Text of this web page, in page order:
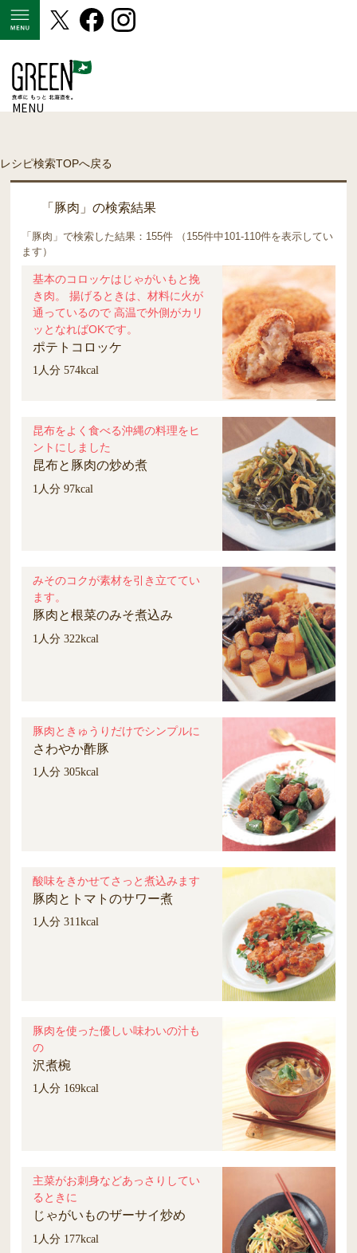
MENU
レシピ検索TOPへ戻る
「豚肉」の検索結果
「豚肉」で検索した結果：155件 （155件中101-110件を表示してい
ます）
基本のコロッケはじゃがいもと挽
き肉。 揚げるときは、材料に火が
通っているので 高温で外側がカリ
ッとなればOKです。
ポテトコロッケ
1人分 574kcal
昆布をよく食べる沖縄の料理をヒ
ントにしました
昆布と豚肉の炒め煮
1人分 97kcal
みそのコクが素材を引き立ててい
ます。
豚肉と根菜のみそ煮込み
1人分 322kcal
豚肉ときゅうりだけでシンプルに
さわやか酢豚
1人分 305kcal
酸味をきかせてさっと煮込みます
豚肉とトマトのサワー煮
1人分 311kcal
豚肉を使った優しい味わいの汁も
の
沢煮椀
1人分 169kcal
主菜がお刺身などあっさりしてい
るときに
じゃがいものザーサイ炒め
1人分 177kcal